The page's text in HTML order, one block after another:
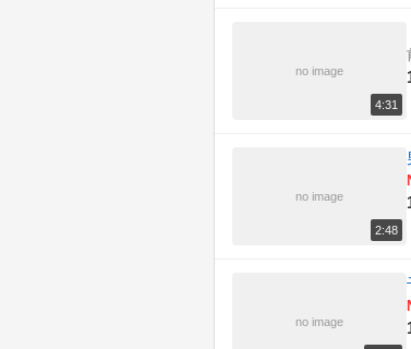
no image
4:31
no image
2:48
no image